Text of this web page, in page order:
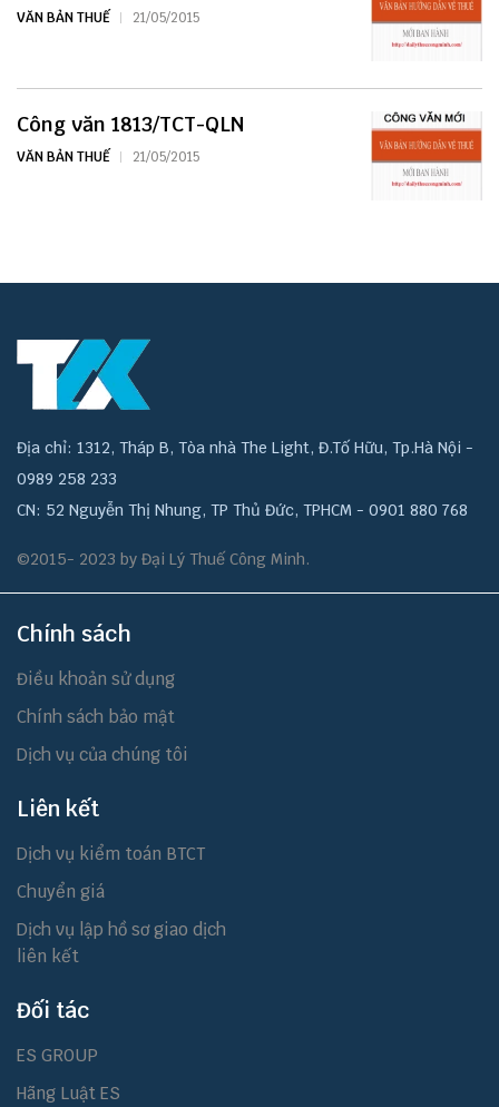
VĂN BẢN THUẾ 21/05/2015
Công văn 1813/TCT-QLN
VĂN BẢN THUẾ 21/05/2015
Địa chỉ: 1312, Tháp B, Tòa nhà The Light, Đ.Tố Hữu, Tp.Hà Nội -
0989 258 233
CN: 52 Nguyễn Thị Nhung, TP Thủ Đức, TPHCM - 0901 880 768
©2015- 2023 by Đại Lý Thuế Công Minh.
Chính sách
Điều khoản sử dụng
Chính sách bảo mật
Dịch vụ của chúng tôi
Liên kết
Dịch vụ kiểm toán BTCT
Chuyển giá
Dịch vụ lập hồ sơ giao dịch
liên kết
Đối tác
ES GROUP
Hãng Luật ES